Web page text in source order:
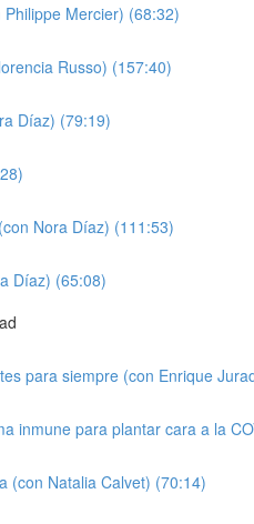
Mercier) (68:32)
Russo) (157:40)
Díaz) (79:19)
Nora Díaz) (111:53)
Díaz) (65:08)
para siempre (con Enrique
inmune para plantar cara a la
(con Natalia Calvet) (70:14)